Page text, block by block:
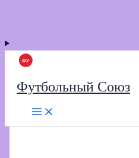
Футбольный Союз